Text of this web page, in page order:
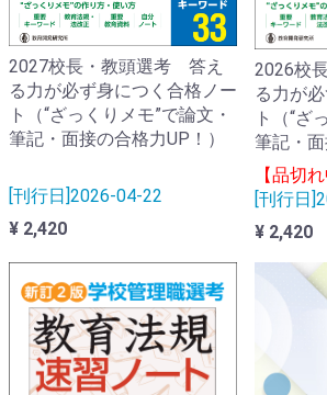
2027校長・教頭選考 答え
る力が必ず身につく合格ノー
ト（“ざっくりメモ”で論文・
筆記・面接の合格力UP！）
[刊行日]2026-04-22
¥ 2,420
2026校
る力が
ト（“ざ
筆記・面
【品切れ
[刊行日
¥ 2,420